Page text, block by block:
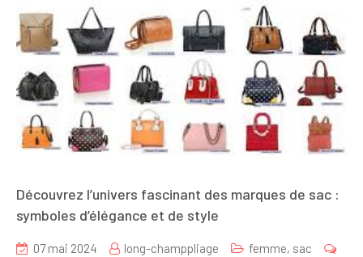
Découvrez l’univers fascinant des marques de sac :
symboles d’élégance et de style
07 mai 2024 long-champpliage femme, sac